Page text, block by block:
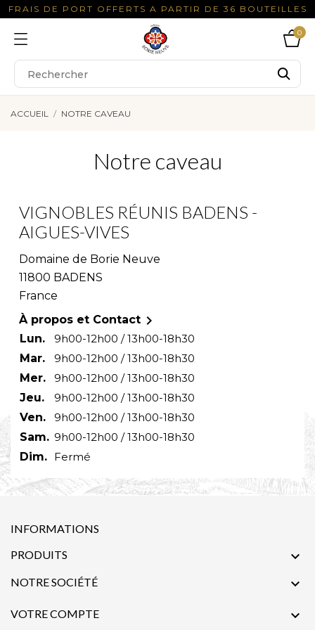
FRAIS DE PORT OFFERTS A PARTIR DE 36 BOUTEILLES
0
ACCUEIL NOTRE CAVEAU
Notre caveau
VIGNOBLES RÉUNIS BADENS -
AIGUES-VIVES
Domaine de Borie Neuve
11800 BADENS
France
À propos et Contact 
Lun.
9h00-12h00 / 13h00-18h30
Mar.
9h00-12h00 / 13h00-18h30
Mer.
9h00-12h00 / 13h00-18h30
Jeu.
9h00-12h00 / 13h00-18h30
Ven.
9h00-12h00 / 13h00-18h30
Sam. 9h00-12h00 / 13h00-18h30
Dim. Fermé
INFORMATIONS
PRODUITS

NOTRE SOCIÉTÉ 
VOTRE COMPTE 